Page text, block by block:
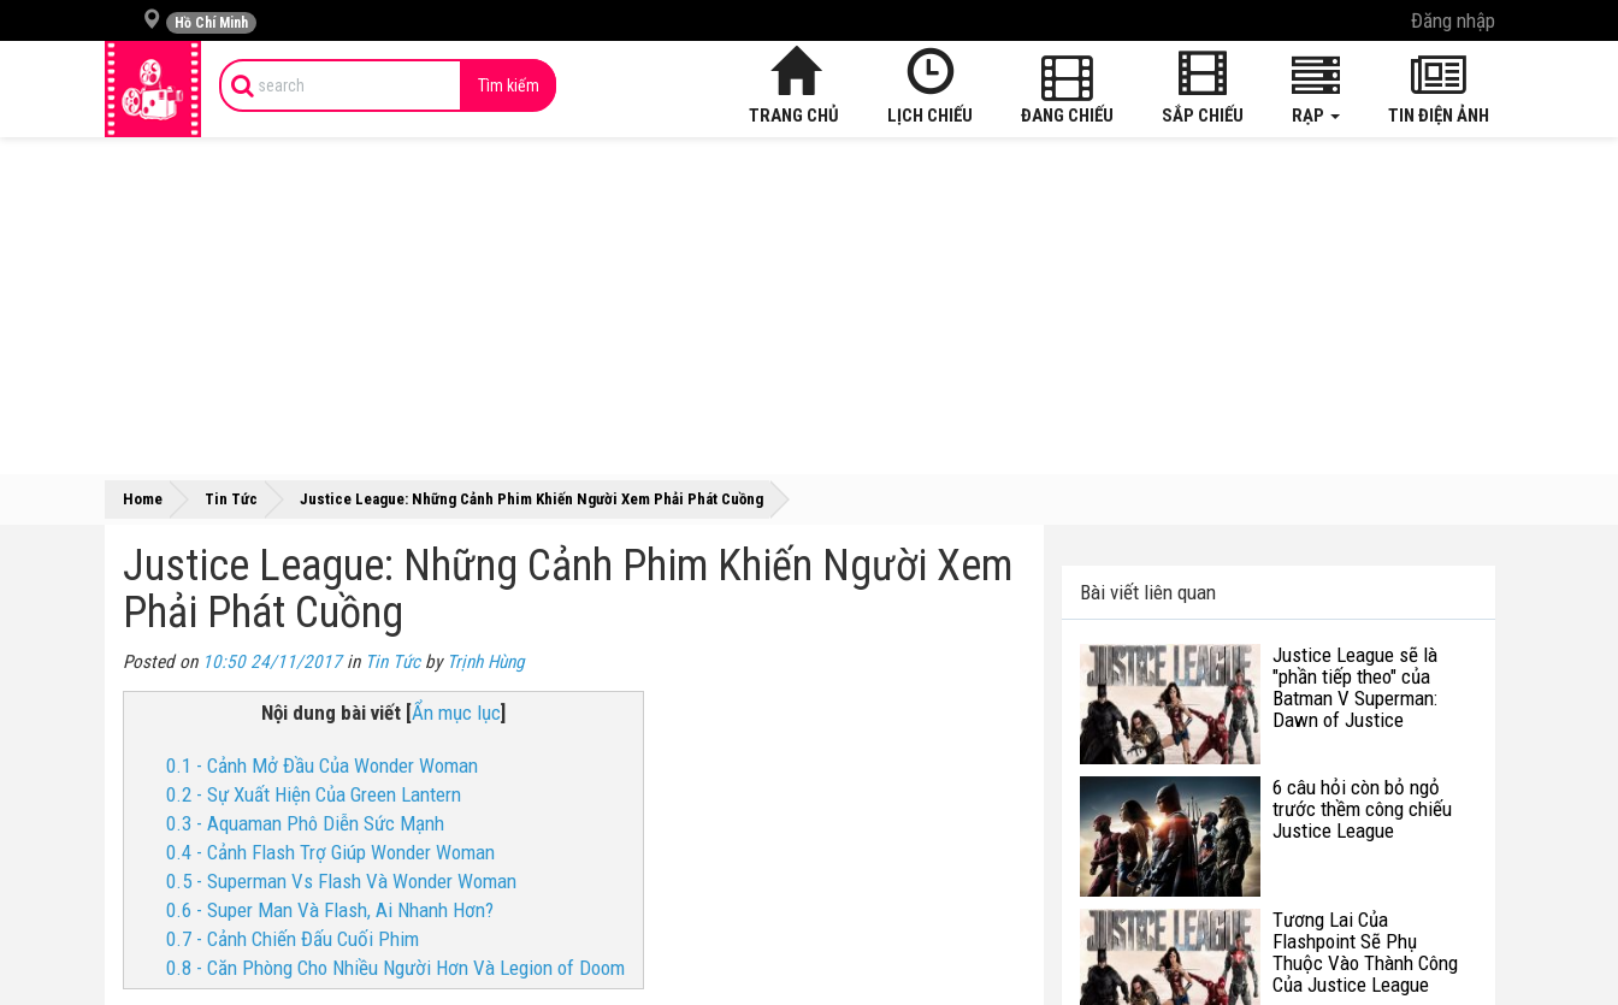
Hồ Chí Minh Đăng nhập
Tìm kiếm
TRANG CHỦ LỊCH CHIẾU ĐANG CHIẾU SẮP CHIẾU RẠP TIN ĐIỆN ẢNH
Home »
Tin Tức »
Justice League: Những Cảnh Phim Khiến Người Xem Phải Phát Cuồng
Justice League: Những Cảnh Phim Khiến Người Xem
Phải Phát Cuồng
Posted on 10:50 24/11/2017in Tin Tứcby Trịnh Hùng
Nội dung bài viết [Ẩn mục lục]
0.1 - Cảnh Mở Đầu Của Wonder Woman
0.2 - Sự Xuất Hiện Của Green Lantern
0.3 - Aquaman Phô Diễn Sức Mạnh
0.4 - Cảnh Flash Trợ Giúp Wonder Woman
0.5 - Superman Vs Flash Và Wonder Woman
0.6 - Super Man Và Flash, Ai Nhanh Hơn?
0.7 - Cảnh Chiến Đấu Cuối Phim
0.8 - Căn Phòng Cho Nhiều Người Hơn Và Legion of Doom
Bài viết liên quan
Justice League sẽ là
"phần tiếp theo" của
Batman V Superman:
Dawn of Justice
6 câu hỏi còn bỏ ngỏ
trước thềm công chiếu
Justice League
Tương Lai Của
Flashpoint Sẽ Phụ
Thuộc Vào Thành Công
Của Justice League